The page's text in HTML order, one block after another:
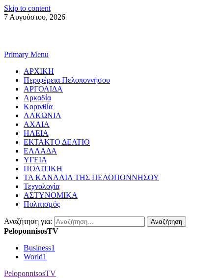
Skip to content
7 Αυγούστου, 2026
Primary Menu
ΑΡΧΙΚΗ
Περιφέρεια Πελοποννήσου
ΑΡΓΟΛΙΔΑ
Αρκαδία
Κορινθία
ΛΑΚΩΝΙΑ
ΑΧΑΙΑ
ΗΛΕΙΑ
ΕΚΤΑΚΤΟ ΔΕΛΤΙΟ
ΕΛΛΑΔΑ
ΥΓΕΙΑ
ΠΟΛΙΤΙΚΗ
ΤΑ ΚΑΝΑΛΙΑ ΤΗΣ ΠΕΛΟΠΟΝΝΗΣΟΥ
Τεχνολογία
ΑΣΤΥΝΟΜΙΚΑ
Πολιτισμός
Αναζήτηση για:
PeloponnisosTV
Business1
World1
PeloponnisosTV